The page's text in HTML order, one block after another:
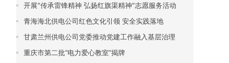
开展"传承雷锋精神 弘扬红旗渠精神"志愿服务活动
青海海北供电公司红色文化引领 安全实践落地
甘肃兰州供电公司党委推动党建工作融入基层治理
重庆市第二批“电力爱心教室”揭牌